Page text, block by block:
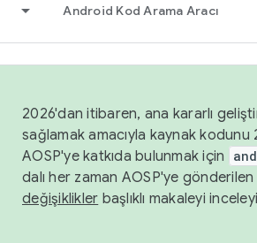
Android Kod Arama Aracı
2026'dan itibaren, ana kararlı
sağlamak amacıyla kaynak
AOSP'ye katkıda bulunmak için
dalı her zaman AOSP'ye
değişiklikler başlıklı makaleyi